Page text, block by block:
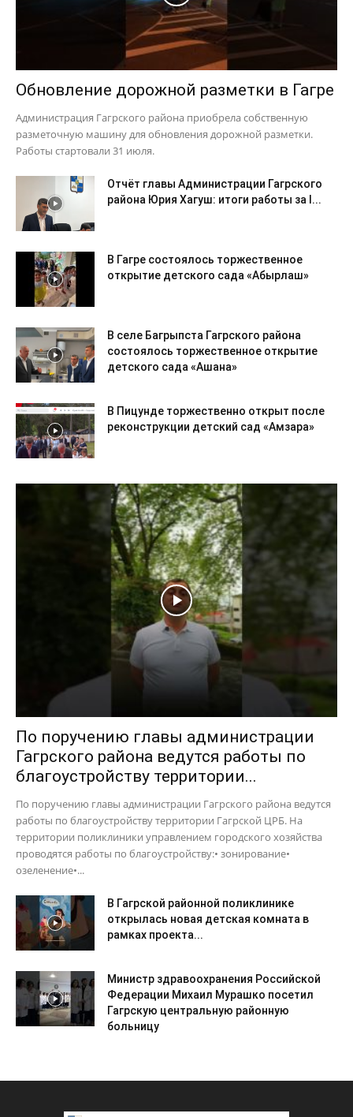
Обновление дорожной разметки в Гагре
Администрация Гагрского района приобрела собственную
разметочную машину для обновления дорожной разметки.
Работы стартовали 31 июля.
Отчёт главы Администрации Гагрского
района Юрия Хагуш: итоги работы за I...
В Гагре состоялось торжественное
открытие детского сада «Абырлаш»
В селе Багрыпста Гагрского района
состоялось торжественное открытие
детского сада «Ашана»
В Пицунде торжественно открыт после
реконструкции детский сад «Амзара»
По поручению главы администрации
Гагрского района ведутся работы по
благоустройству территории...
По поручению главы администрации Гагрского района ведутся
работы по благоустройству территории Гагрской ЦРБ. На
территории поликлиники управлением городского хозяйства
проводятся работы по благоустройству:• зонирование•
озеленение•...
В Гагрской районной поликлинике
открылась новая детская комната в
рамках проекта...
Министр здравоохранения Российской
Федерации Михаил Мурашко посетил
Гагрскую центральную районную
больницу